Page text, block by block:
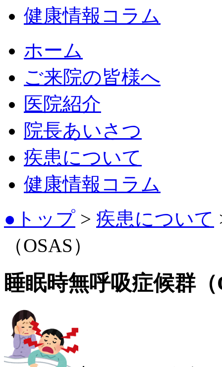
健康情報コラム
ホーム
ご来院の皆様へ
医院紹介
院長あいさつ
疾患について
健康情報コラム
●トップ > 疾患について
（OSAS）
睡眠時無呼吸症候群（